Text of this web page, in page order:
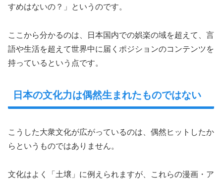
すめはないの？」というのです。
ここから分かるのは、日本国内での娯楽の域を超えて、言
語や生活を超えて世界中に届くポジションのコンテンツを
持っているという点です。
日本の文化力は偶然生まれたものではない
こうした大衆文化が広がっているのは、偶然ヒットしたか
らというものではありません。
文化はよく「土壌」に例えられますが、これらの漫画・ア